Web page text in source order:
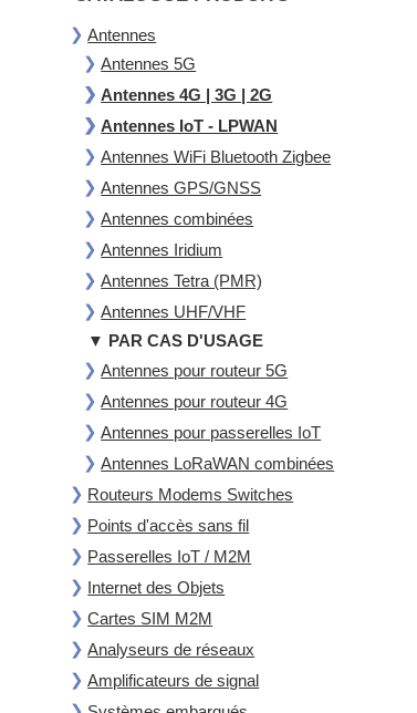
Antennes
Antennes 5G
Antennes 4G | 3G | 2G
Antennes IoT - LPWAN
Antennes WiFi Bluetooth Zigbee
Antennes GPS/GNSS
Antennes combinées
Antennes Iridium
Antennes Tetra (PMR)
Antennes UHF/VHF
▼ PAR CAS D'USAGE
Antennes pour routeur 5G
Antennes pour routeur 4G
Antennes pour passerelles IoT
Antennes LoRaWAN combinées
Routeurs Modems Switches
Points d'accès sans fil
Passerelles IoT / M2M
Internet des Objets
Cartes SIM M2M
Analyseurs de réseaux
Amplificateurs de signal